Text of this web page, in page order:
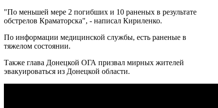
"По меньшей мере 2 погибших и 10 раненых в результате
обстрелов Краматорска", - написал Кириленко.
По информации медицинской службы, есть раненые в
тяжелом состоянии.
Также глава Донецкой ОГА призвал мирных жителей
эвакуироваться из Донецкой области.